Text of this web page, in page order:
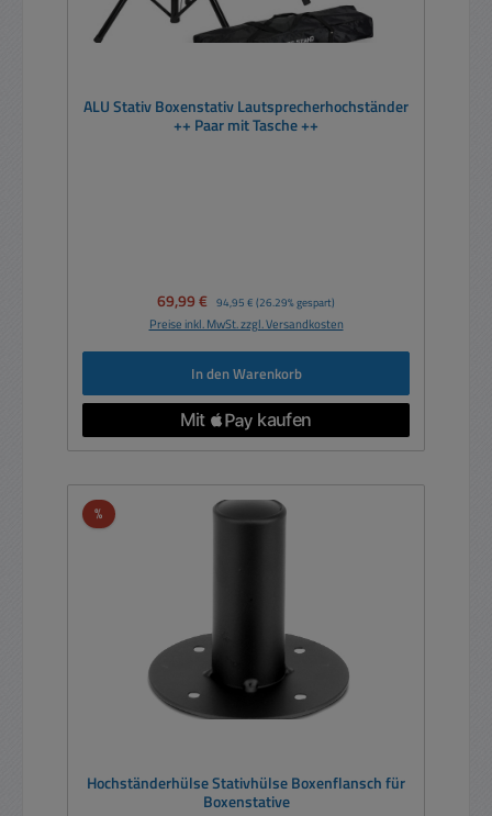
ALU Stativ Boxenstativ Lautsprecherhochständer
++ Paar mit Tasche ++
Verkaufspreis:
69,99 € Regulärer Preis:
94,95 € (26.29% gespart)
Preise inkl. MwSt. zzgl. Versandkosten
In den Warenkorb
%Rabatt
Hochständerhülse Stativhülse Boxenflansch für
Boxenstative